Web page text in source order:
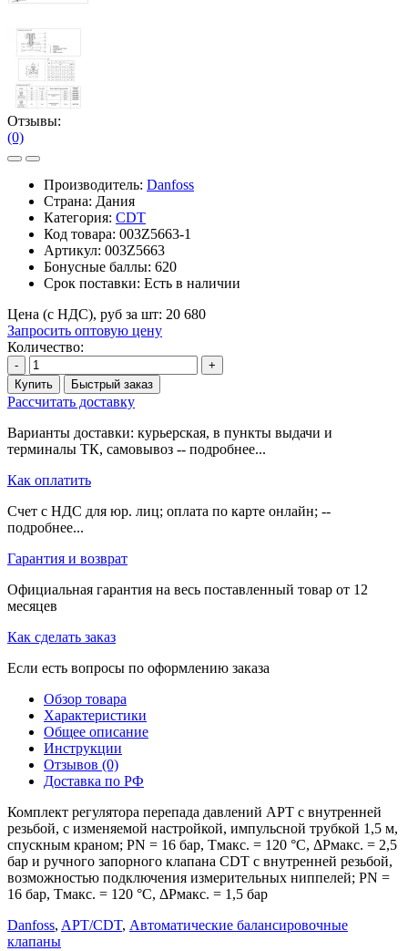
Отзывы:
(0)
Производитель: Danfoss
Страна: Дания
Категория: CDT
Код товара: 003Z5663-1
Артикул: 003Z5663
Бонусные баллы: 620
Срок поставки: Есть в наличии
Цена (с НДС), руб за шт: 20 680
Запросить оптовую цену
Количество:
-
+
Купить
Быстрый заказ
Рассчитать доставку
Варианты доставки: курьерская, в пункты выдачи и
терминалы ТК, самовывоз -- подробнее...
Как оплатить
Счет с НДС для юр. лиц; оплата по карте онлайн; --
подробнее...
Гарантия и возврат
Официальная гарантия на весь поставленный товар от 12
месяцев
Как сделать заказ
Если есть вопросы по оформлению заказа
Обзор товара
Характеристики
Общее описание
Инструкции
Отзывов (0)
Доставка по РФ
Комплект регулятора перепада давлений APT с внутренней
резьбой, с изменяемой настройкой, импульсной трубкой 1,5 м,
спускным краном; PN = 16 бар, Тмакс. = 120 °С, ΔРмакс. = 2,5
бар и ручного запорного клапана CDT с внутренней резьбой,
возможностью подключения измерительных ниппелей; PN =
16 бар, Тмакс. = 120 °С, ΔРмакс. = 1,5 бар
Danfoss, APT/CDT, Автоматические балансировочные
клапаны